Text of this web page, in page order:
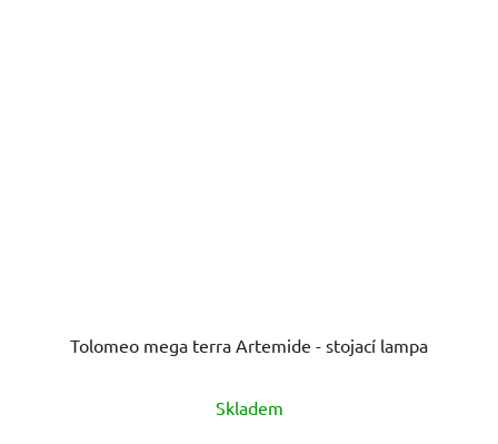
Tolomeo mega terra Artemide - stojací lampa
Skladem